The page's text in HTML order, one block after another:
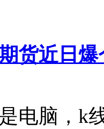
货近日爆
电脑，k